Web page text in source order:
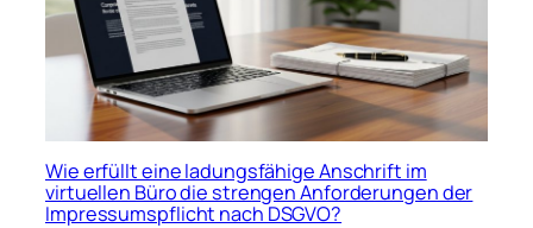
Wie erfüllt eine ladungsfähige Anschrift im
virtuellen Büro die strengen Anforderungen der
Impressumspflicht nach DSGVO?